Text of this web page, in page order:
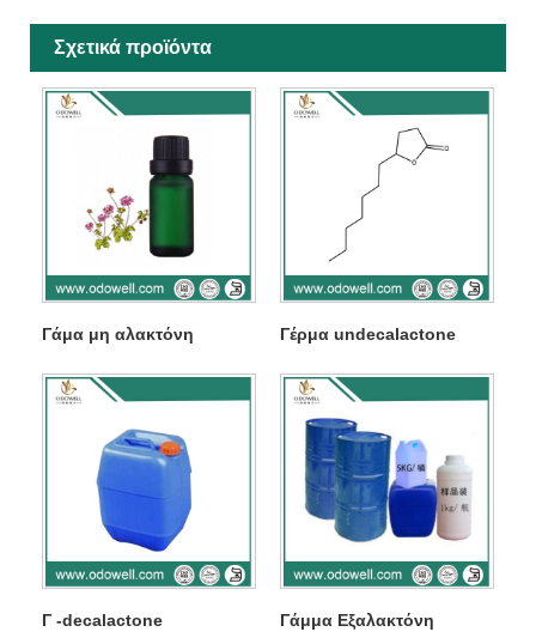
Σχετικά προϊόντα
Γάμα μη αλακτόνη Γέρμα undecalactone
Γ -decalactone Γάμμα Εξαλακτόνη